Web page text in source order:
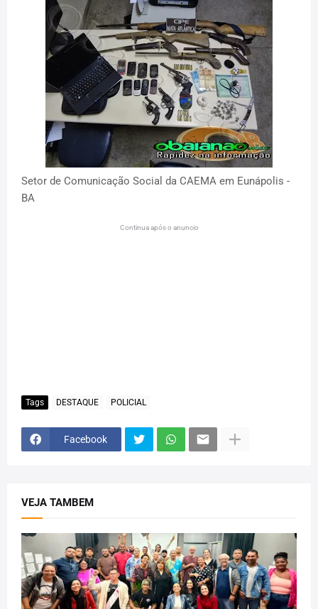
Setor de Comunicação Social da CAEMA em Eunápolis -
BA
Continua após o anuncio
Tags DESTAQUE POLICIAL
Facebook
VEJA TAMBEM